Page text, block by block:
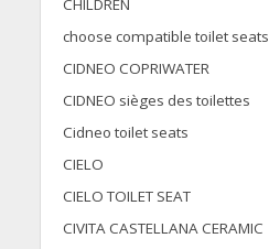
CHILDREN
choose compatible toilet seats
CIDNEO COPRIWATER
CIDNEO sièges des toilettes
Cidneo toilet seats
CIELO
CIELO TOILET SEAT
CIVITA CASTELLANA CERAMIC